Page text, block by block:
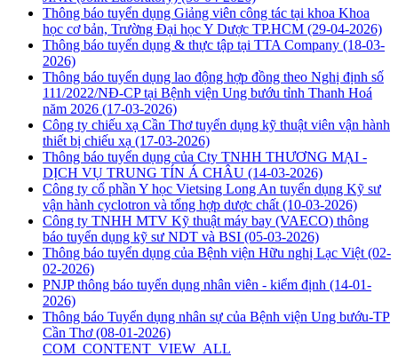
Thông báo tuyển dụng Giảng viên công tác tại khoa Khoa
học cơ bản, Trường Đại học Y Dược TP.HCM (29-04-2026)
Thông báo tuyển dụng & thực tập tại TTA Company (18-03-
2026)
Thông báo tuyển dụng lao động hợp đồng theo Nghị định số
111/2022/NĐ-CP tại Bệnh viện Ung bướu tỉnh Thanh Hoá
năm 2026 (17-03-2026)
Công ty chiếu xạ Cần Thơ tuyển dụng kỹ thuật viên vận hành
thiết bị chiếu xạ (17-03-2026)
Thông báo tuyển dụng của Cty TNHH THƯƠNG MẠI -
DỊCH VỤ TRUNG TÍN Á CHÂU (14-03-2026)
Công ty cổ phần Y học Vietsing Long An tuyển dụng Kỹ sư
vận hành cyclotron và tổng hợp dược chất (10-03-2026)
Công ty TNHH MTV Kỹ thuật máy bay (VAECO) thông
báo tuyển dụng kỹ sư NDT và BSI (05-03-2026)
Thông báo tuyển dụng của Bệnh viện Hữu nghị Lạc Việt (02-
02-2026)
PNJP thông báo tuyển dụng nhân viên - kiểm định (14-01-
2026)
Thông báo Tuyển dụng nhân sự của Bệnh viện Ung bướu-TP
Cần Thơ(08-01-2026)
COM_CONTENT_VIEW_ALL